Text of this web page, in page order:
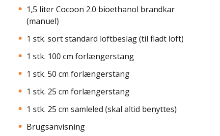
1,5 liter Cocoon 2.0 bioethanol brandkar
(manuel)
1 stk. sort standard loftbeslag (til fladt loft)
1 stk. 100 cm forlængerstang
1 stk. 50 cm forlængerstang
1 stk. 25 cm forlængerstang
1 stk. 25 cm samleled (skal altid benyttes)
Brugsanvisning